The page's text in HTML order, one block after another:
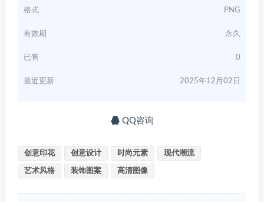
格式 PNG
有效期 永久
已售 0
最近更新 2025年12月02日
QQ咨询
创意印花 创意设计 时尚元素 现代潮流
艺术风格 装饰图案 高清图像